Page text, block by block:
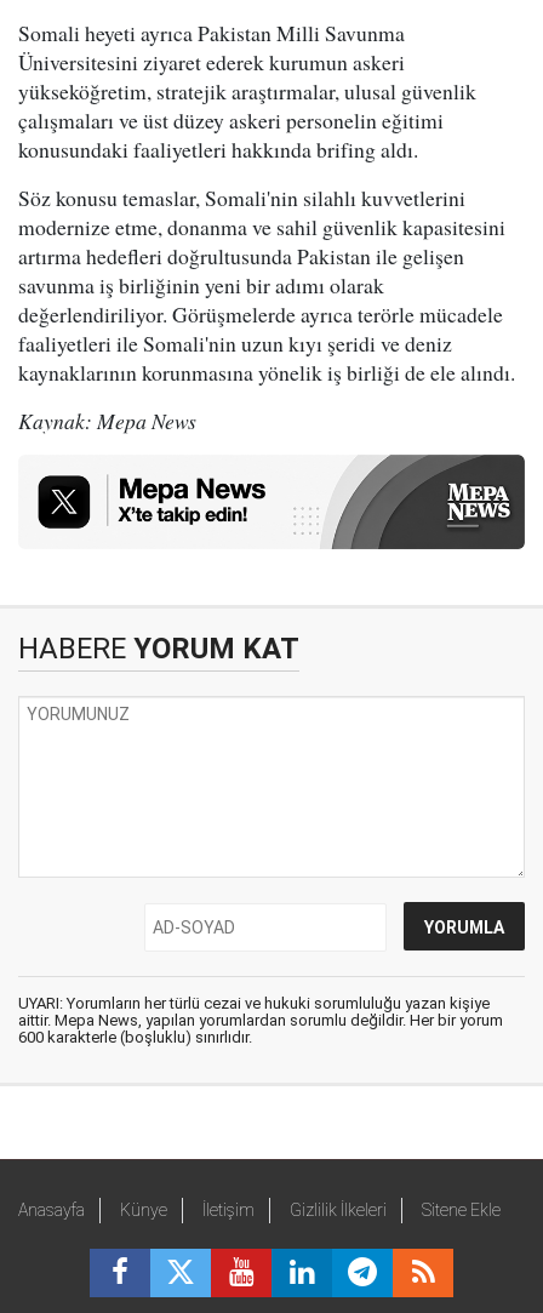
Somali heyeti ayrıca Pakistan Milli Savunma
Üniversitesini ziyaret ederek kurumun askeri
yükseköğretim, stratejik araştırmalar, ulusal güvenlik
çalışmaları ve üst düzey askeri personelin eğitimi
konusundaki faaliyetleri hakkında brifing aldı.
Söz konusu temaslar, Somali'nin silahlı kuvvetlerini
modernize etme, donanma ve sahil güvenlik kapasitesini
artırma hedefleri doğrultusunda Pakistan ile gelişen
savunma iş birliğinin yeni bir adımı olarak
değerlendiriliyor. Görüşmelerde ayrıca terörle mücadele
faaliyetleri ile Somali'nin uzun kıyı şeridi ve deniz
kaynaklarının korunmasına yönelik iş birliği de ele alındı.
Kaynak: Mepa News
HABERE YORUM KAT
UYARI: Yorumların her türlü cezai ve hukuki sorumluluğu yazan kişiye
aittir. Mepa News, yapılan yorumlardan sorumlu değildir. Her bir yorum
600 karakterle (boşluklu) sınırlıdır.
Anasayfa Künye İletişim Gizlilik İlkeleri Sitene Ekle